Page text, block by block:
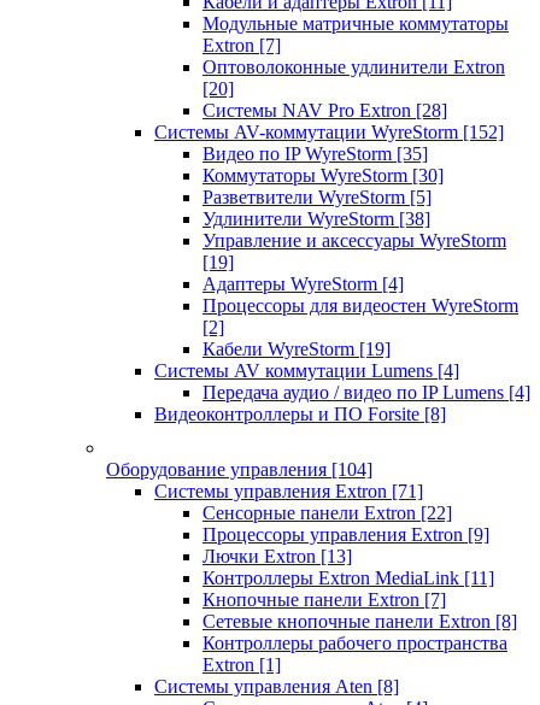
Модульные матричные коммутаторы
Extron [7]
Оптоволоконные удлинители Extron
[20]
Системы NAV Pro Extron [28]
Системы AV-коммутации WyreStorm [152]
Видео по IP WyreStorm [35]
Коммутаторы WyreStorm [30]
Разветвители WyreStorm [5]
Удлинители WyreStorm [38]
Управление и аксессуары WyreStorm
[19]
Адаптеры WyreStorm [4]
Процессоры для видеостен WyreStorm
[2]
Кабели WyreStorm [19]
Системы AV коммутации Lumens [4]
Передача аудио / видео по IP Lumens [4]
Видеоконтроллеры и ПО Forsite [8]
Оборудование управления [104]
Системы управления Extron [71]
Сенсорные панели Extron [22]
Процессоры управления Extron [9]
Лючки Extron [13]
Контроллеры Extron MediaLink [11]
Кнопочные панели Extron [7]
Сетевые кнопочные панели Extron [8]
Контроллеры рабочего пространства
Extron [1]
Системы управления Aten [8]